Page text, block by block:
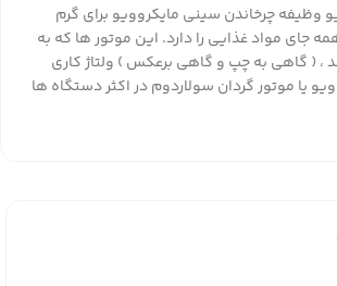
وظیفه چرخاندن سینی مایکروویو برای گرم
جای مواد غذایی را دارد. این موتور ها که به
، ( گاهی به چپ و گاهی برعکس ) ولتاژ کاری
یا موتور گردان سولاردوم در اکثر دستگاه ها